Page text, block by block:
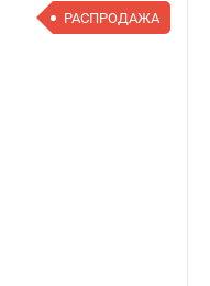
РАСПРОДАЖА